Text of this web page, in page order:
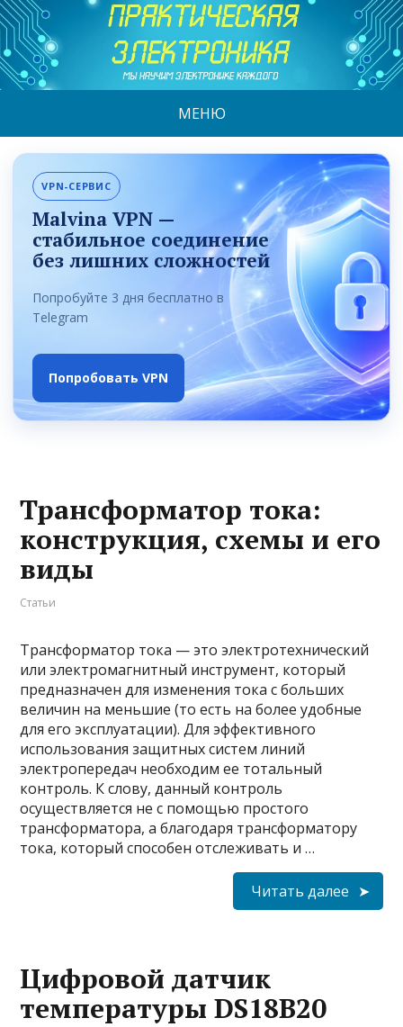
МЕНЮ
VPN-СЕРВИС
Malvina VPN —
стабильное соединение
без лишних сложностей
Попробуйте 3 дня бесплатно в
Telegram
Попробовать VPN
Трансформатор тока:
конструкция, схемы и его
виды
Статьи
Трансформатор тока — это электротехнический
или электромагнитный инструмент, который
предназначен для изменения тока с больших
величин на меньшие (то есть на более удобные
для его эксплуатации). Для эффективного
использования защитных систем линий
электропередач необходим ее тотальный
контроль. К слову, данный контроль
осуществляется не с помощью простого
трансформатора, а благодаря трансформатору
тока, который способен отслеживать и …
Читать далее
Цифровой датчик
температуры DS18B20